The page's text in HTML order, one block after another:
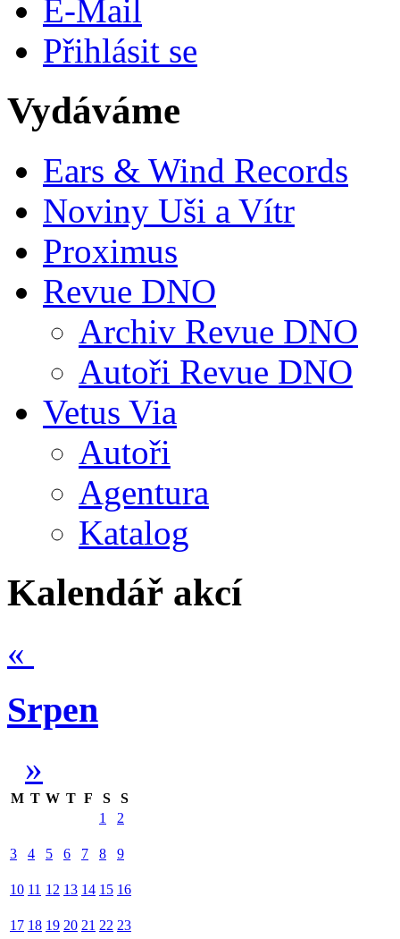
E-Mail
Přihlásit se
Vydáváme
Ears & Wind Records
Noviny Uši a Vítr
Proximus
Revue DNO
Archiv Revue DNO
Autoři Revue DNO
Vetus Via
Autoři
Agentura
Katalog
Kalendář akcí
«
Srpen
»
M T W T F S
S
1
2
3 4 5 6 7 8 9
10 11 12 13 14 15 16
17 18 19 20 21 22 23